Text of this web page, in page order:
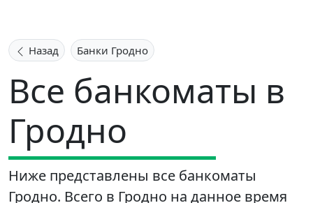
Назад Банки Гродно
Все банкоматы в
Гродно
Ниже представлены все банкоматы
Гродно. Всего в Гродно на данное время